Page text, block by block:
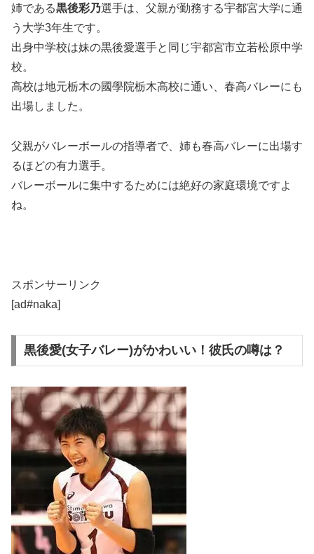
姉である黒後彩乃選手は、父親が勤務する宇都宮大学に通
う大学3年生です。
出身中学校は妹の黒後愛選手と同じ宇都宮市立若松原中学
校。
高校は地元栃木の國學院栃木高校に通い、春高バレーにも
出場しました。
父親がバレーボールの指導者で、姉も春高バレーに出場す
るほどの有力選手。
バレーボールに集中するためには絶好の家庭環境ですよ
ね。
スポンサーリンク
[ad#naka]
黒後愛(女子バレー)がかわいい！彼氏の噂は？